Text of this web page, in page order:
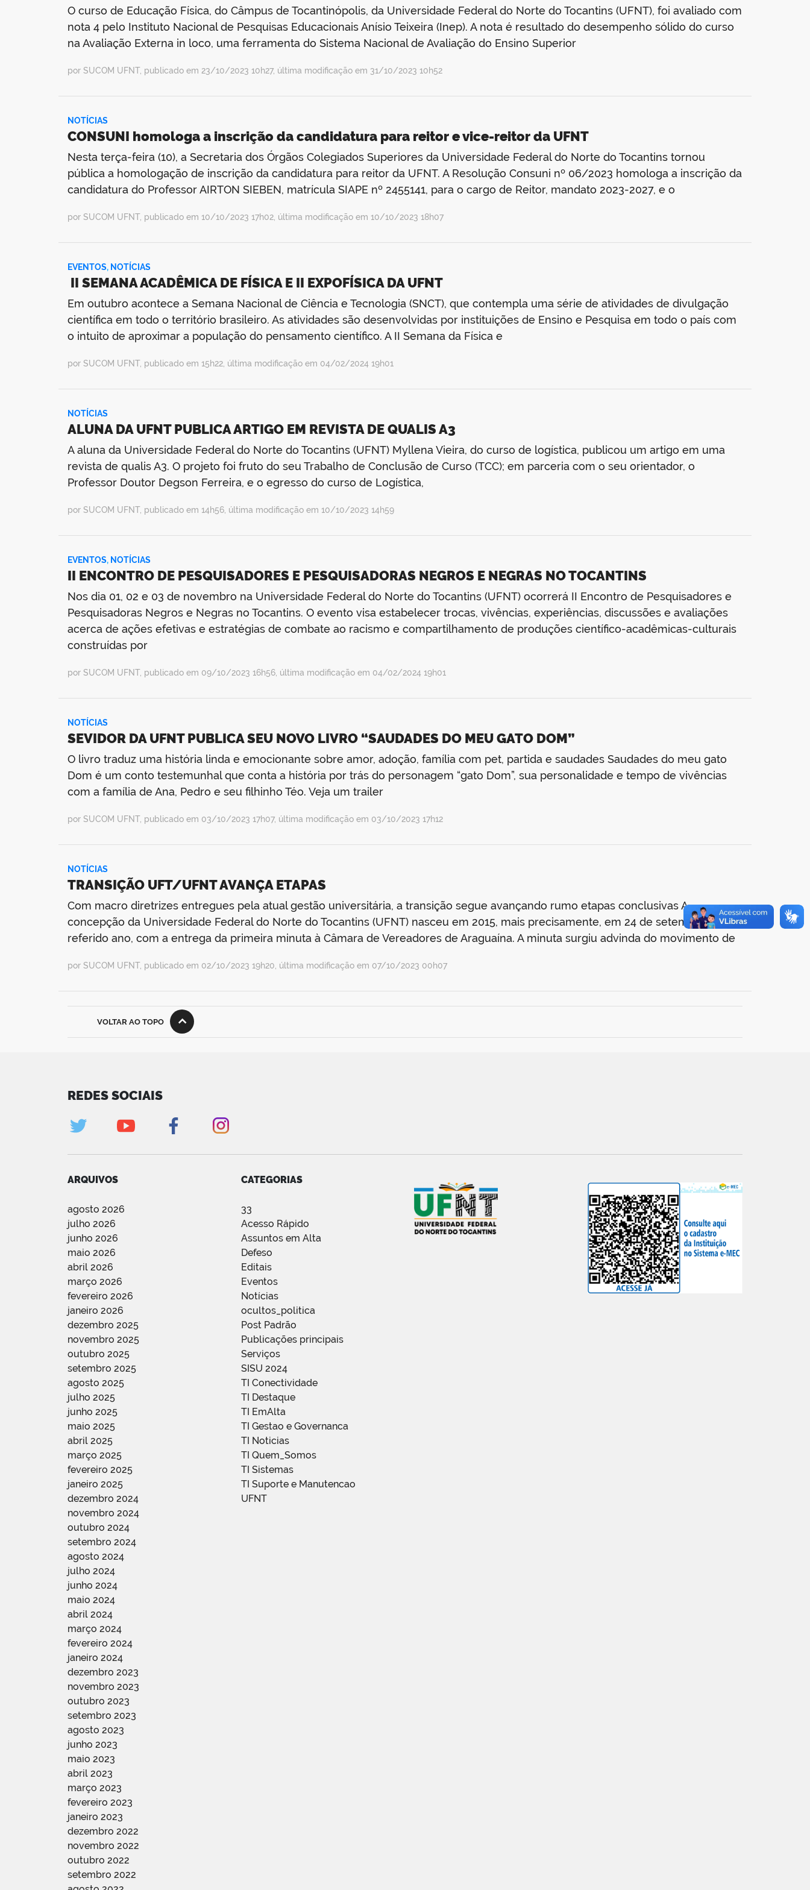
O curso de Educação Física, do Câmpus de Tocantinópolis, da Universidade Federal do Norte do Tocantins (UFNT), foi avaliado com
nota 4 pelo Instituto Nacional de Pesquisas Educacionais Anísio Teixeira (Inep). A nota é resultado do desempenho sólido do curso
na Avaliação Externa in loco, uma ferramenta do Sistema Nacional de Avaliação do Ensino Superior
por SUCOM UFNT, publicado em 23/10/2023 10h27, última modificação em 31/10/2023 10h52
NOTÍCIAS
CONSUNI homologa a inscrição da candidatura para reitor e vice-reitor da UFNT
Nesta terça-feira (10), a Secretaria dos Órgãos Colegiados Superiores da Universidade Federal do Norte do Tocantins tornou
pública a homologação de inscrição da candidatura para reitor da UFNT. A Resolução Consuni nº 06/2023 homologa a inscrição da
candidatura do Professor AIRTON SIEBEN, matrícula SIAPE nº 2455141, para o cargo de Reitor, mandato 2023-2027, e o
por SUCOM UFNT, publicado em 10/10/2023 17h02, última modificação em 10/10/2023 18h07
EVENTOS, NOTÍCIAS
II SEMANA ACADÊMICA DE FÍSICA E II EXPOFÍSICA DA UFNT
Em outubro acontece a Semana Nacional de Ciência e Tecnologia (SNCT), que contempla uma série de atividades de divulgação
científica em todo o território brasileiro. As atividades são desenvolvidas por instituições de Ensino e Pesquisa em todo o país com
o intuito de aproximar a população do pensamento científico. A II Semana da Física e
por SUCOM UFNT, publicado em 15h22, última modificação em 04/02/2024 19h01
NOTÍCIAS
ALUNA DA UFNT PUBLICA ARTIGO EM REVISTA DE QUALIS A3
A aluna da Universidade Federal do Norte do Tocantins (UFNT) Myllena Vieira, do curso de logística, publicou um artigo em uma
revista de qualis A3. O projeto foi fruto do seu Trabalho de Conclusão de Curso (TCC); em parceria com o seu orientador, o
Professor Doutor Degson Ferreira, e o egresso do curso de Logística,
por SUCOM UFNT, publicado em 14h56, última modificação em 10/10/2023 14h59
EVENTOS, NOTÍCIAS
II ENCONTRO DE PESQUISADORES E PESQUISADORAS NEGROS E NEGRAS NO TOCANTINS
Nos dia 01, 02 e 03 de novembro na Universidade Federal do Norte do Tocantins (UFNT) ocorrerá II Encontro de Pesquisadores e
Pesquisadoras Negros e Negras no Tocantins. O evento visa estabelecer trocas, vivências, experiências, discussões e avaliações
acerca de ações efetivas e estratégias de combate ao racismo e compartilhamento de produções científico-acadêmicas-culturais
construídas por
por SUCOM UFNT, publicado em 09/10/2023 16h56, última modificação em 04/02/2024 19h01
NOTÍCIAS
SEVIDOR DA UFNT PUBLICA SEU NOVO LIVRO “SAUDADES DO MEU GATO DOM”
O livro traduz uma história linda e emocionante sobre amor, adoção, família com pet, partida e saudades Saudades do meu gato
Dom é um conto testemunhal que conta a história por trás do personagem “gato Dom”, sua personalidade e tempo de vivências
com a família de Ana, Pedro e seu filhinho Téo. Veja um trailer
por SUCOM UFNT, publicado em 03/10/2023 17h07, última modificação em 03/10/2023 17h12
NOTÍCIAS
TRANSIÇÃO UFT/UFNT AVANÇA ETAPAS
Com macro diretrizes entregues pela atual gestão universitária, a transição segue avançando rumo etapas conclusivas A
concepção da Universidade Federal do Norte do Tocantins (UFNT) nasceu em 2015, mais precisamente, em 24 de setembro do
referido ano, com a entrega da primeira minuta à Câmara de Vereadores de Araguaína. A minuta surgiu advinda do movimento de
por SUCOM UFNT, publicado em 02/10/2023 19h20, última modificação em 07/10/2023 00h07
VOLTAR AO TOPO
REDES SOCIAIS
ARQUIVOS
agosto 2026
julho 2026
junho 2026
maio 2026
abril 2026
março 2026
fevereiro 2026
janeiro 2026
dezembro 2025
novembro 2025
outubro 2025
setembro 2025
agosto 2025
julho 2025
junho 2025
maio 2025
abril 2025
março 2025
fevereiro 2025
janeiro 2025
dezembro 2024
novembro 2024
outubro 2024
setembro 2024
agosto 2024
julho 2024
junho 2024
maio 2024
abril 2024
março 2024
fevereiro 2024
janeiro 2024
dezembro 2023
novembro 2023
outubro 2023
setembro 2023
agosto 2023
junho 2023
maio 2023
abril 2023
março 2023
fevereiro 2023
janeiro 2023
dezembro 2022
novembro 2022
outubro 2022
setembro 2022
CATEGORIAS
33
Acesso Rápido
Assuntos em Alta
Defeso
Editais
Eventos
Notícias
ocultos_politica
Post Padrão
Publicações principais
Serviços
SISU 2024
TI Conectividade
TI Destaque
TI EmAlta
TI Gestao e Governanca
TI Noticias
TI Quem_Somos
TI Sistemas
TI Suporte e Manutencao
UFNT